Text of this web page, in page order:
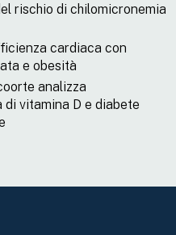
rischio di chilomicronemia
cardiaca con
e obesità
analizza
di vitamina D e diabete